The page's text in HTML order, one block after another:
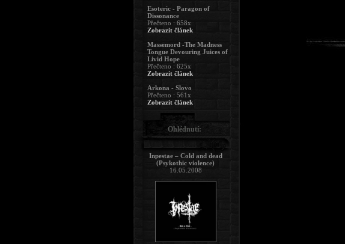
Esoteric - Paragon of
Dissonance
Přečteno : 658x
Zobrazit článek
Massemord -The Madness
Tongue Devouring Juices of
Livid Hope
Přečteno : 625x
Zobrazit článek
Arkona - Slovo
Přečteno : 561x
Zobrazit článek
Ohlédnutí:
Inpestae – Cold and dead
(Psykothic violence)
16.05.2008